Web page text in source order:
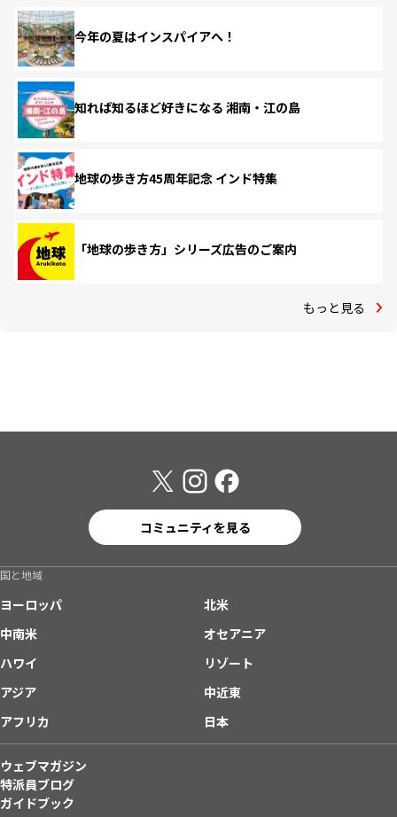
今年の夏はインスパイアへ！
知れば知るほど好きになる 湘南・江の島
地球の歩き方45周年記念 インド特集
「地球の歩き方」シリーズ広告のご案内
もっと見る
コミュニティを見る
国と地域
ヨーロッパ
北米
中南米
オセアニア
ハワイ
リゾート
アジア
中近東
アフリカ
日本
ウェブマガジン
特派員ブログ
ガイドブック